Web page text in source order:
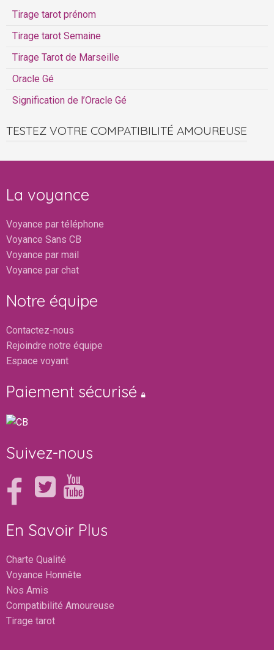
Tirage tarot prénom
Tirage tarot Semaine
Tirage Tarot de Marseille
Oracle Gé
Signification de l’Oracle Gé
TESTEZ VOTRE COMPATIBILITÉ AMOUREUSE
La voyance
Voyance par téléphone
Voyance Sans CB
Voyance par mail
Voyance par chat
Notre équipe
Contactez-nous
Rejoindre notre équipe
Espace voyant
Paiement sécurisé
Suivez-nous
En Savoir Plus
Charte Qualité
Voyance Honnête
Nos Amis
Compatibilité Amoureuse
Tirage tarot